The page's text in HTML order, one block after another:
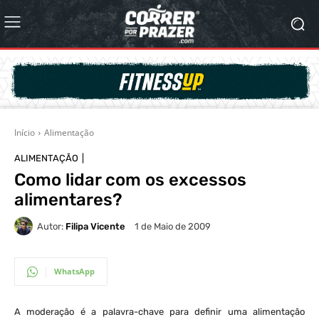
Início Alimentação
ALIMENTAÇÃO
Como lidar com os excessos
alimentares?
Autor: Filipa Vicente 1 de Maio de 2009
WhatsApp
A moderação é a palavra-chave para definir uma alimentação